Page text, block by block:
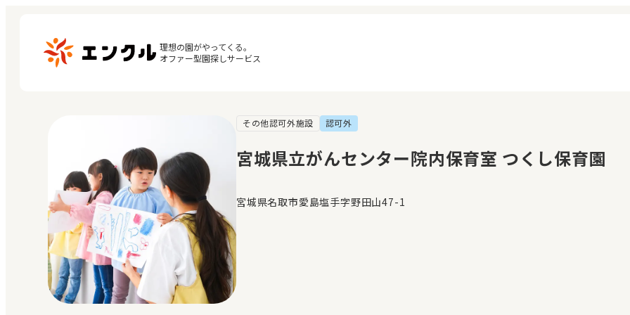
理想の園がやってくる。
オファー型園探しサービス
地図から探す
地域から探す
マイページ
閲覧履歴
お気に入り
メッセージ
おすすめの園
その他認可外施設 認可外
宮城県立がんセンター院内保育室 つくし保育園
宮城県名取市愛島塩手字野田山47-1